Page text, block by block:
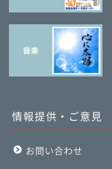
情報提供・ご意見
お問い合わせ